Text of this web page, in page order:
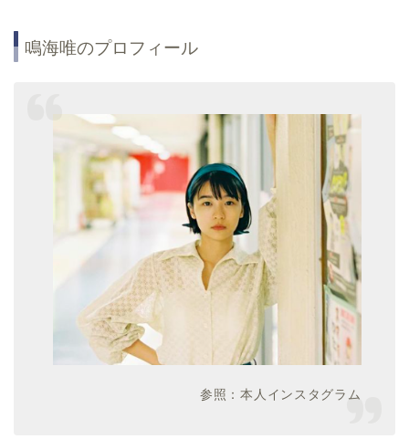
鳴海唯のプロフィール
参照：本人インスタグラム